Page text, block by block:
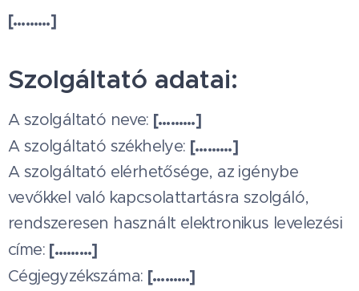
[………]
Szolgáltató adatai:
A szolgáltató neve: [………]
A szolgáltató székhelye: [………]
A szolgáltató elérhetősége, az igénybe
vevőkkel való kapcsolattartásra szolgáló,
rendszeresen használt elektronikus levelezési
címe: [………]
Cégjegyzékszáma: [………]